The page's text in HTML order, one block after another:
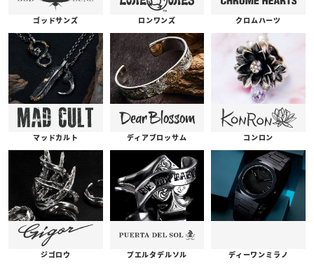
ゴッドサンズ ロンワンズ クロムハーツ
マッドカルト ディアブロッサム コンロン
ジゴロウ プエルタデルソル ディーワンミラノ